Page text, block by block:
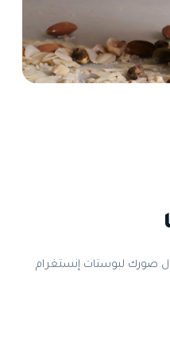
صورك لبوستات إنستغرام